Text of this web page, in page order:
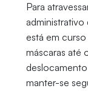
Para
está em
máscaras até
manter-se